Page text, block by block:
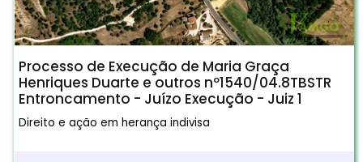
Processo de Execução de Maria Graça
Henriques Duarte e outros nº1540/04.8TBSTR
Entroncamento - Juízo Execução - Juiz 1
Direito e ação em herança indivisa